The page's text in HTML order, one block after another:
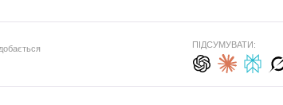
ПІДСУМУВАТИ: